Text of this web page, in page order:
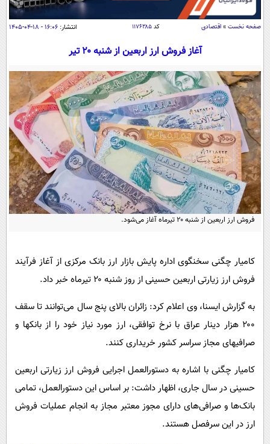
سیاسی
اقتصاد
حوادث
سلامت
یک برش دانایی
محیط زیست
سفر و تفریح
بین الملل
سیاست خارجی
فرهنگ و هنر
علم و دانش
فناوری و It
علمی
اخبار کریپتو
قرآن
گوناگون
سرگرمی
باشگاه مغز
فیلم
اقتصاد
سرگرمی
گوناگون
حوادث
محیط زیست
سلامت
فرهنگی
عصر ایران 2
پیامک
دانلود
صفحه نخست » اقتصادی کد۱۱۷۶۲۸۵ انتشار: ۱۶:۰۶ - ۱۸-۰۴-۱۴۰۵
آغاز فروش ارز اربعین از شنبه ۲۰ تیر
فروش ارز اربعین از شنبه ۲۰ تیرماه آغاز می‌شود.
کامیار چگنی سخنگوی اداره پایش بازار ارز بانک مرکزی از آغاز فرآیند
فروش ارز زیارتی اربعین حسینی از روز شنبه ۲۰ تیرماه خبر داد.
به گزارش ایسنا، وی اعلام کرد: زائران بالای پنج سال می‌توانند تا سقف
۲۰۰ هزار دینار عراق با نرخ توافقی، ارز مورد نیاز خود را از بانکها و
صرافیهای مجاز سراسر کشور خریداری کنند.
کامیار چگنی با اشاره به دستورالعمل اجرایی فروش ارز زیارتی اربعین
حسینی در سال جاری، اظهار داشت: بر اساس این دستورالعمل، تمامی
بانک‌ها و صرافی‌های دارای مجوز معتبر مجاز به انجام عملیات فروش
ارز در این سرفصل هستند.